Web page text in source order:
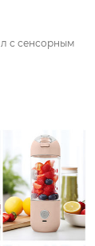
с сенсорным